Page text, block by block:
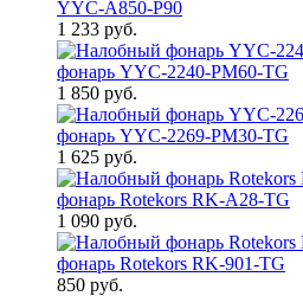
YYC-A850-P90
1 233 руб.
фонарь YYC-2240-PM60-TG
1 850 руб.
фонарь YYC-2269-PM30-TG
1 625 руб.
фонарь Rotekors RK-A28-TG
1 090 руб.
фонарь Rotekors RK-901-TG
850 руб.